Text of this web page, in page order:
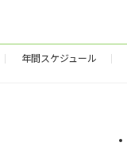
年間スケジュール